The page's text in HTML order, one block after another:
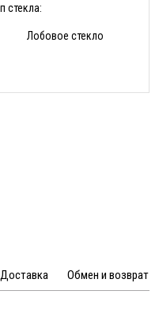
стекла:
Лобовое стекло
Доставка Обмен и возврат